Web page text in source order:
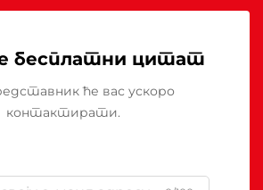
бесплатни цитат
ће вас ускоро
контактирати.